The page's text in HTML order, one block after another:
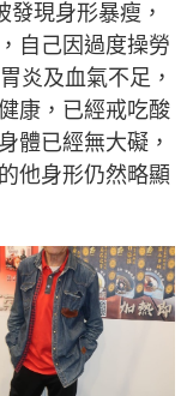
現身形暴瘦，
自己因過度操勞
炎及血氣不足，
康，已經戒吃酸
體已經無大礙，
他身形仍然略顯